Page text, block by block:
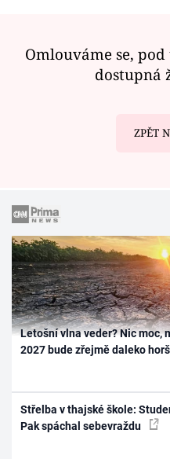
Horoskopy
Mámy sobě
Přihlášení
Sledujte nás
Omlouváme se,
dostupná
ZPĚT
Letošní vlna veder? Nic moc,
2027 bude zřejmě daleko
Střelba v thajské škole:
Pak spáchal sebevraždu